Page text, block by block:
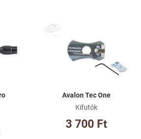
Kívánságlistához adom
Összehasonlításhoz adom
Avalon Tec One
Kifutók
3 700 Ft